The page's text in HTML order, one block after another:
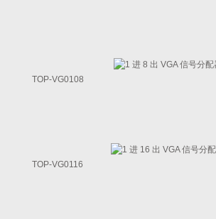
TOP-VG0108
TOP-VG0116